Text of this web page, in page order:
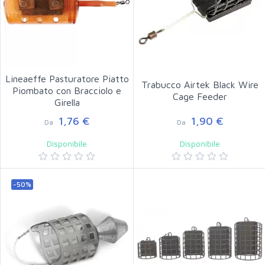
Lineaeffe Pasturatore Piatto
Piombato con Bracciolo e
Girella
Da 1,76 €
Disponibile
Trabucco Airtek Black Wire
Cage Feeder
Da 1,90 €
Disponibile
-50%